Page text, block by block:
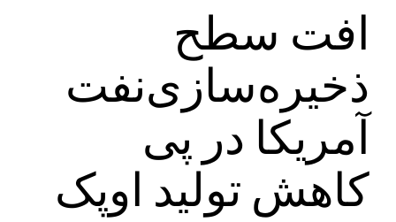
افت سطح
ذخیره‌سازی‌نفت
آمریکا در پی
کاهش تولید اوپک